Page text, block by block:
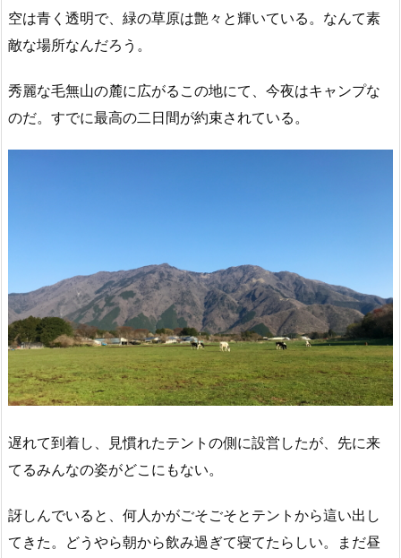
空は青く透明で、緑の草原は艶々と輝いている。なんて素
敵な場所なんだろう。
秀麗な毛無山の麓に広がるこの地にて、今夜はキャンプな
のだ。すでに最高の二日間が約束されている。
遅れて到着し、見慣れたテントの側に設営したが、先に来
てるみんなの姿がどこにもない。
訝しんでいると、何人かがごそごそとテントから這い出し
てきた。どうやら朝から飲み過ぎて寝てたらしい。まだ昼